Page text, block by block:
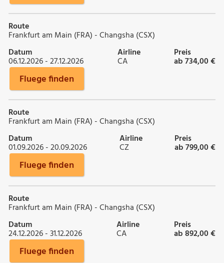
Route
Frankfurt am Main (FRA) - Changsha (CSX)
Datum
06.12.2026 - 27.12.2026
Airline
CA
Preis
ab 734,00 €
Fluege finden
Route
Frankfurt am Main (FRA) - Changsha (CSX)
Datum
01.09.2026 - 20.09.2026
Airline
CZ
Preis
ab 799,00 €
Fluege finden
Route
Frankfurt am Main (FRA) - Changsha (CSX)
Datum
24.12.2026 - 31.12.2026
Airline
CA
Preis
ab 892,00 €
Fluege finden